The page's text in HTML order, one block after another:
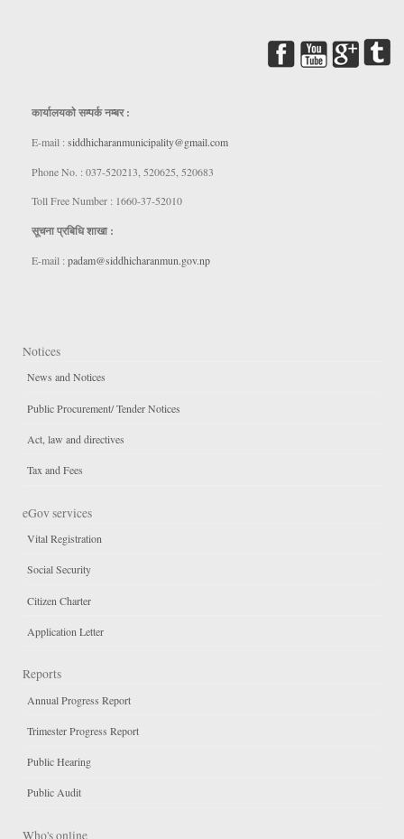
कार्यालयकाे सम्पर्क नम्बर :
E-mail : siddhicharanmunicipality@gmail.com
Phone No. : 037-520213, 520625, 520683
Toll Free Number : 1660-37-52010
सूचना प्रबिधि शाखा :
E-mail : padam@siddhicharanmun.gov.np
Notices
News and Notices
Public Procurement/ Tender Notices
Act, law and directives
Tax and Fees
eGov services
Vital Registration
Social Security
Citizen Charter
Application Letter
Reports
Annual Progress Report
Trimester Progress Report
Public Hearing
Public Audit
Who's online